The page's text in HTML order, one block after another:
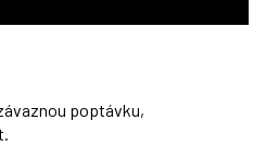
poptávku,